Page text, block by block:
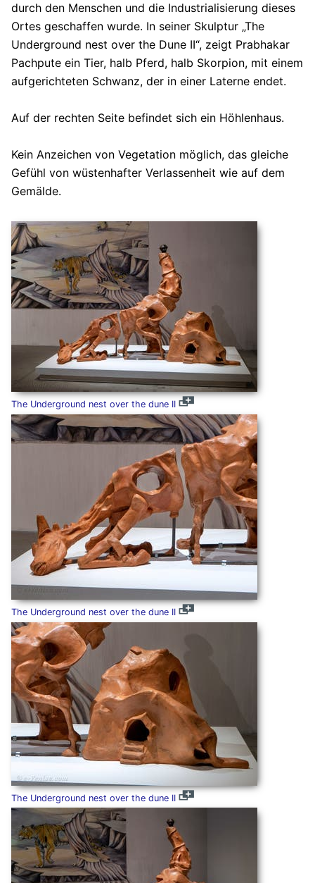
durch den Menschen und die Industrialisierung dieses
Ortes geschaffen wurde. In seiner Skulptur „The
Underground nest over the Dune II“, zeigt Prabhakar
Pachpute ein Tier, halb Pferd, halb Skorpion, mit einem
aufgerichteten Schwanz, der in einer Laterne endet.
Auf der rechten Seite befindet sich ein Höhlenhaus.
Kein Anzeichen von Vegetation möglich, das gleiche
Gefühl von wüstenhafter Verlassenheit wie auf dem
Gemälde.
The Underground nest over the dune II
The Underground nest over the dune II
The Underground nest over the dune II